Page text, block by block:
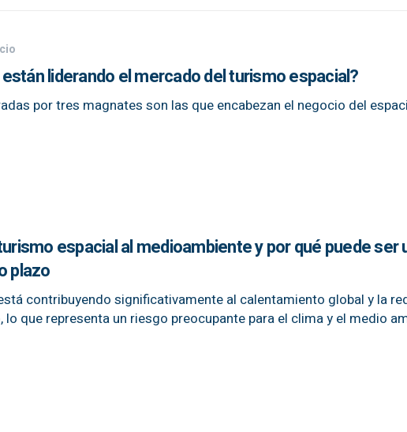
liderando el mercado del turismo espacial?
por tres magnates son las que encabezan el negocio del
espacial al medioambiente y por qué puede ser
plazo
contribuyendo significativamente al calentamiento global y la
lo que representa un riesgo preocupante para el clima y el medio